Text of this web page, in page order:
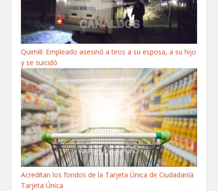
Quimilí: Empleado asesinó a tiros a su esposa, a su hijo
y se suicidó
Acreditan los fondos de la Tarjeta Única de Ciudadanía
Tarjeta Única